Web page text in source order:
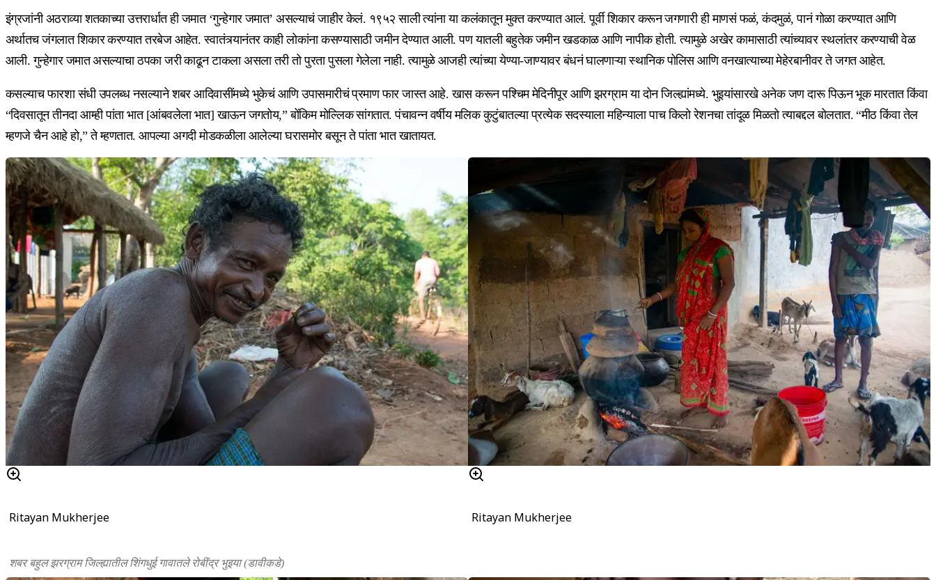
इंग्रजांनी अठराव्या शतकाच्या उत्तरार्धात ही जमात ‘गुन्हेगार जमात’ असल्याचं जाहीर केलं. १९५२ साली त्यांना या कलंकातून मुक्त करण्यात आलं. पूर्वी शिकार करून जगणारी ही माणसं फळं, कंदमुळं, पानं गोळा करण्यात आणि
अर्थातच जंगलात शिकार करण्यात तरबेज आहेत. स्वातंत्र्यानंतर काही लोकांना कसण्यासाठी जमीन देण्यात आली. पण यातली बहुतेक जमीन खडकाळ आणि नापीक होती. त्यामुळे अखेर कामासाठी त्यांच्यावर स्थलांतर करण्याची वेळ
आली. गुन्हेगार जमात असल्याचा ठपका जरी काढून टाकला असला तरी तो पुरता पुसला गेलेला नाही. त्यामुळे आजही त्यांच्या येण्या-जाण्यावर बंधनं घालणाऱ्या स्थानिक पोलिस आणि वनखात्याच्या मेहेरबानीवर ते जगत आहेत.
कसल्याच फारशा संधी उपलब्ध नसल्याने शबर आदिवासींमध्ये भुकेचं आणि उपासमारीचं प्रमाण फार जास्त आहे. खास करून पश्चिम मेदिनीपूर आणि झरग्राम या दोन जिल्ह्यांमध्ये. भुइयांसारखे अनेक जण दारू पिऊन भूक मारतात किंवा
“दिवसातून तीनदा आम्ही पांता भात [आंबवलेला भात] खाऊन जगतोय,” बोंकिम मोल्लिक सांगतात. पंचावन्न वर्षीय मलिक कुटुंबातल्या प्रत्येक सदस्याला महिन्याला पाच किलो रेशनचा तांदूळ मिळतो त्याबद्दल बोलतात. “मीठ किंवा तेल
म्हणजे चैन आहे हो,” ते म्हणतात. आपल्या अगदी मोडकळीला आलेल्या घरासमोर बसून ते पांता भात खातायत.
Ritayan Mukherjee Ritayan Mukherjee
शबर बहुल झरग्राम जिल्ह्यातील शिंगधुई गावातले रोबींद्र भुइया (डावीकडे)